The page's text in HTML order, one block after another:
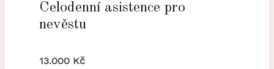
Celodenní asistence pro
nevěstu
13.000 Kč